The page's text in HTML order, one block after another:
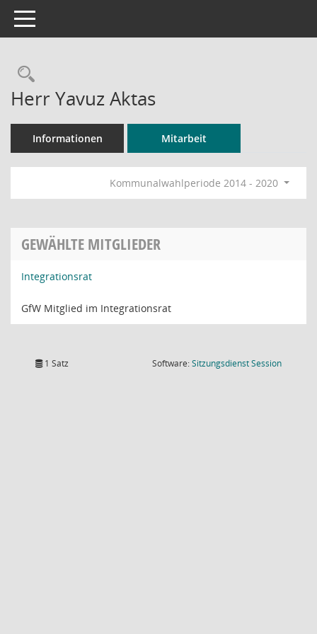
Toggle navigation
Rechercheauswahl
Herr Yavuz Aktas
Informationen Mitarbeit
Kommunalwahlperiode 2014 - 2020
GEWÄHLTE MITGLIEDER
Integrationsrat
GfW Mitglied im Integrationsrat
1 Satz Software:SitzungsdienstSession(Wird in